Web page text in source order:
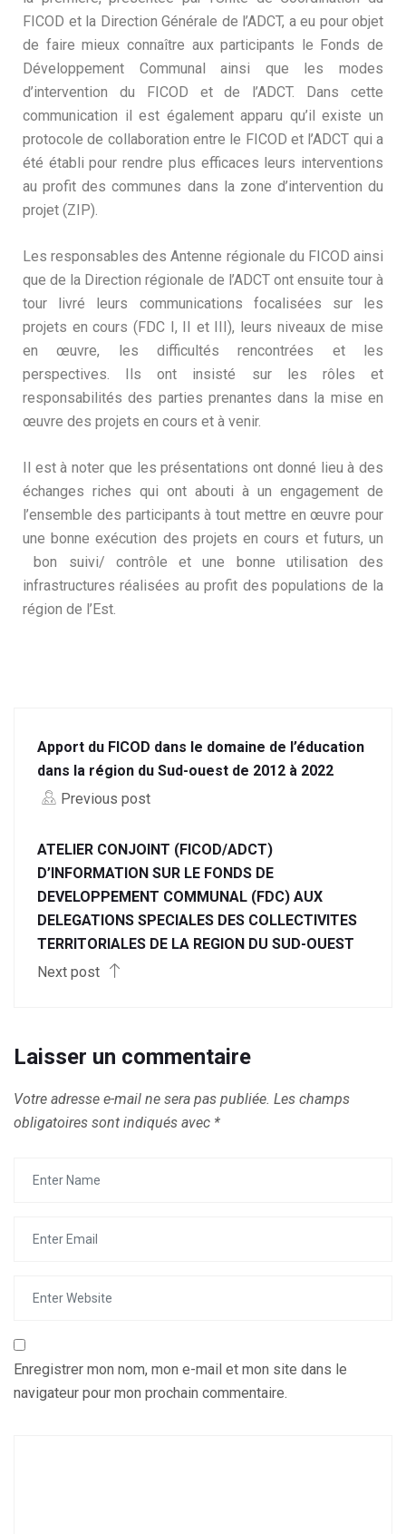
FICOD et la Direction Générale de l’ADCT, a eu pour objet
de faire mieux connaître aux participants le Fonds de
Développement Communal ainsi que les modes
d’intervention du FICOD et de l’ADCT. Dans cette
communication il est également apparu qu’il existe un
protocole de collaboration entre le FICOD et l’ADCT qui a
été établi pour rendre plus efficaces leurs interventions
au profit des communes dans la zone d’intervention du
projet (ZIP).
Les responsables des Antenne régionale du FICOD ainsi
que de la Direction régionale de l’ADCT ont ensuite tour à
tour livré leurs communications focalisées sur les
projets en cours (FDC I, II et III), leurs niveaux de mise
en œuvre, les difficultés rencontrées et les
perspectives. Ils ont insisté sur les rôles et
responsabilités des parties prenantes dans la mise en
œuvre des projets en cours et à venir.
Il est à noter que les présentations ont donné lieu à des
échanges riches qui ont abouti à un engagement de
l’ensemble des participants à tout mettre en œuvre pour
une bonne exécution des projets en cours et futurs, un
bon suivi/ contrôle et une bonne utilisation des
infrastructures réalisées au profit des populations de la
région de l’Est.
Apport du FICOD dans le domaine de l’éducation
dans la région du Sud-ouest de 2012 à 2022
Previous post
ATELIER CONJOINT (FICOD/ADCT)
D’INFORMATION SUR LE FONDS DE
DEVELOPPEMENT COMMUNAL (FDC) AUX
DELEGATIONS SPECIALES DES COLLECTIVITES
TERRITORIALES DE LA REGION DU SUD-OUEST
Next post
Laisser un commentaire
Votre adresse e-mail ne sera pas publiée. Les champs
obligatoires sont indiqués avec *
Enregistrer mon nom, mon e-mail et mon site dans le
navigateur pour mon prochain commentaire.